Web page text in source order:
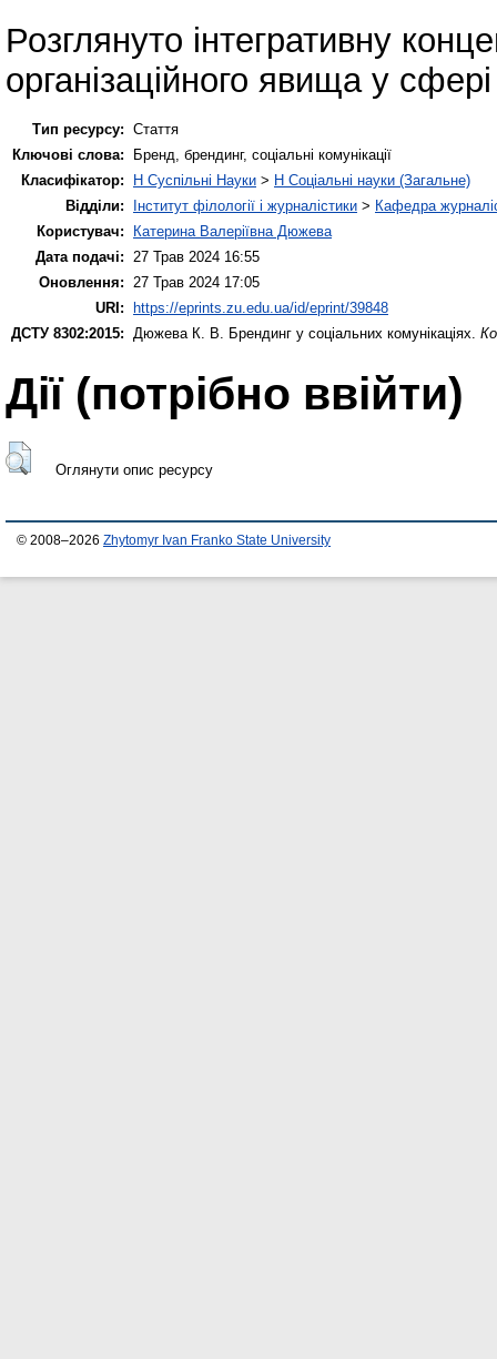
Розглянуто інтегративну
організаційного явища у
Тип ресурсу: Стаття
Ключові слова:
Бренд, брендинг, соціальні комунікації
Класифікатор:
H Суспільні Науки > H Соціальні науки (Загальне)
Відділи:
Інститут філології і журналістики > Кафедра
Користувач:
Катерина Валеріївна Дюжева
Дата подачі:
27 Трав 2024 16:55
Оновлення:
27 Трав 2024 17:05
URI: https://eprints.zu.edu.ua/id/eprint/39848
ДСТУ 8302:2015:
Дюжева К. В. Брендинг у соціальних комунікаціях.
Дії ​​(потрібно ввійти)
Оглянути опис ресурсу
© 2008–2026 Zhytomyr Ivan Franko State University